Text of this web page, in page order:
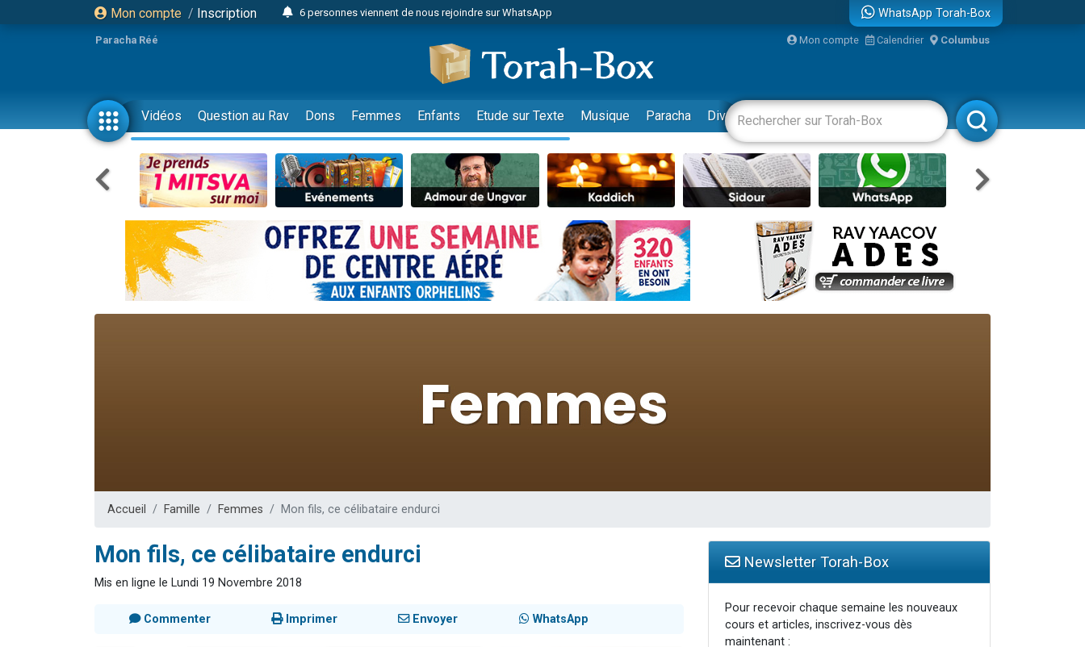
Mon compte / Inscription
6 personnes viennent de nous rejoindre sur WhatsApp
2 personnes viennent de faire un don pour 1 Journée de Vacances Pour les Enfants
17 personnes viennent de demander une bénédiction
4 personnes viennent de nous rejoindre sur WhatsApp
Il reste 49 places pour étudier en groupe sur Zoom
23 personnes viennent de faire un don pour Diane, 80 ans, dans un appartement insalubre
Eva vient de donner son Maasser
4 personnes viennent de nous rejoindre sur WhatsApp
3 personnes viennent de nous rejoindre sur WhatsApp
3 personnes viennent de faire un don pour 5 jours de vacances aux Orphelins
Odaya vient de donner son Maasser
13 personnes viennent de demander une bénédiction
12 nouvelles musiques dans Torah-Box Music
3 personnes viennent de nous rejoindre sur WhatsApp
WhatsApp Torah-Box
Paracha Réé Mon compte Calendrier Columbus
Vidéos Question au Rav Dons Femmes Enfants Etude sur Texte Musique Paracha Divertissements Livres Rabbanim
Accueil Famille Femmes Mon fils, ce célibataire endurci
Mon fils, ce célibataire endurci
Mis en ligne le Lundi 19 Novembre 2018
Commenter Imprimer Envoyer WhatsApp
Newsletter Torah-Box
Pour recevoir chaque semaine les nouveaux
cours et articles, inscrivez-vous dès
maintenant :